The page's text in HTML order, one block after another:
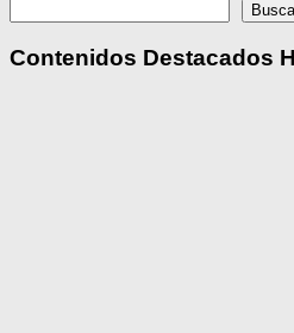
Contenidos Destacados